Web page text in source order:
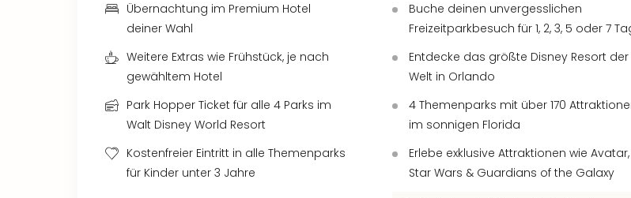
Übernachtung im Premium Hotel
deiner Wahl
Weitere Extras wie Frühstück, je nach
gewähltem Hotel
Park Hopper Ticket für alle 4 Parks im
Walt Disney World Resort
Kostenfreier Eintritt in alle Themenparks
für Kinder unter 3 Jahre
Buche deinen unvergesslichen
Freizeitparkbesuch für 1, 2, 3, 5 oder 7
Entdecke das größte Disney Resort der
Welt in Orlando
4 Themenparks mit über 170
im sonnigen Florida
Erlebe exklusive Attraktionen wie Avatar,
Star Wars & Guardians of the Galaxy